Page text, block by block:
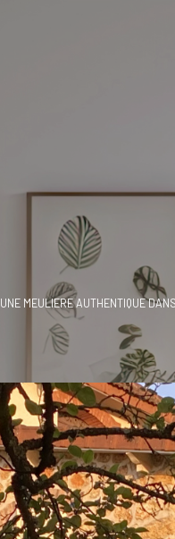
UNE MEULIERE AUTHENTIQUE